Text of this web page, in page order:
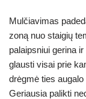
Mulčiavimas
zoną nuo staigių
palaipsniui gerina
glausti visai prie
drėgmė ties
Geriausia palikti